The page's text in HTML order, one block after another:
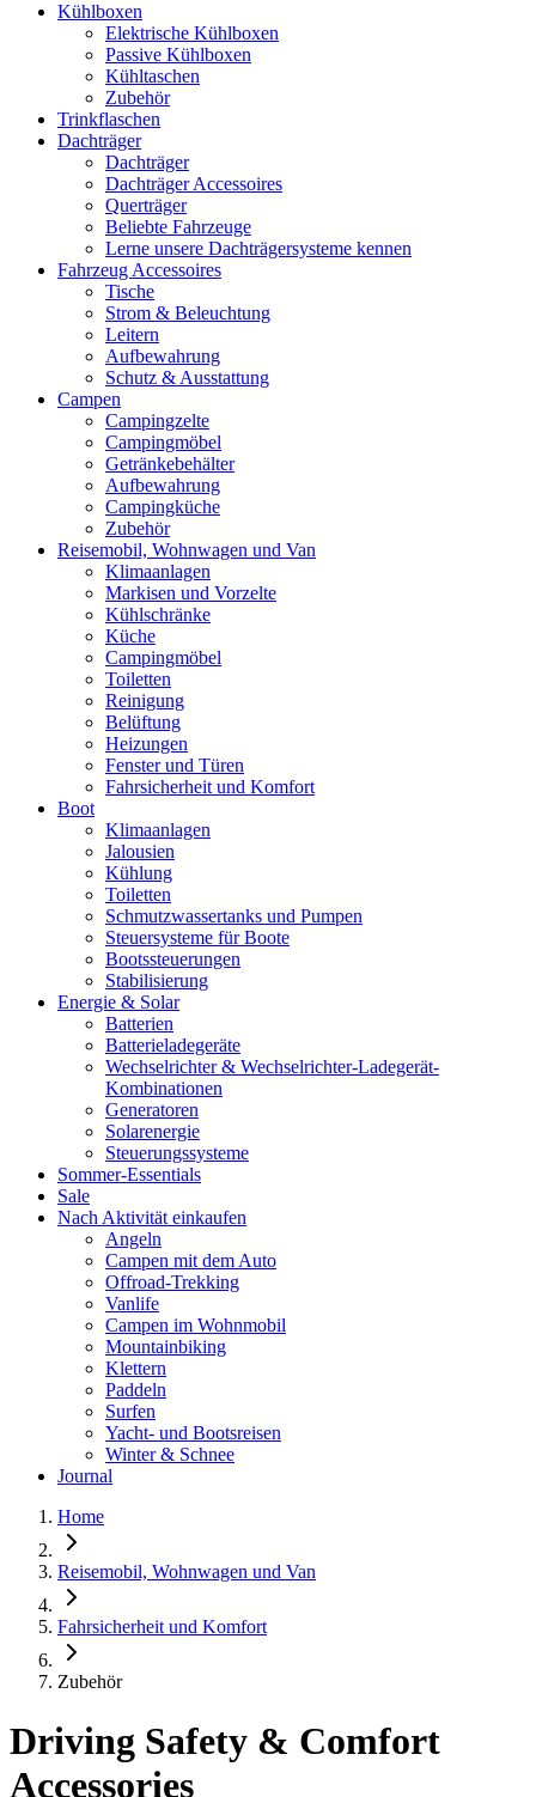
Kühlboxen
Elektrische Kühlboxen
Passive Kühlboxen
Kühltaschen
Zubehör
Trinkflaschen
Dachträger
Dachträger
Dachträger Accessoires
Querträger
Beliebte Fahrzeuge
Lerne unsere Dachträgersysteme kennen
Fahrzeug Accessoires
Tische
Strom & Beleuchtung
Leitern
Aufbewahrung
Schutz & Ausstattung
Campen
Campingzelte
Campingmöbel
Getränkebehälter
Aufbewahrung
Campingküche
Zubehör
Reisemobil, Wohnwagen und Van
Klimaanlagen
Markisen und Vorzelte
Kühlschränke
Küche
Campingmöbel
Toiletten
Reinigung
Belüftung
Heizungen
Fenster und Türen
Fahrsicherheit und Komfort
Boot
Klimaanlagen
Jalousien
Kühlung
Toiletten
Schmutzwassertanks und Pumpen
Steuersysteme für Boote
Bootssteuerungen
Stabilisierung
Energie & Solar
Batterien
Batterieladegeräte
Wechselrichter & Wechselrichter-Ladegerät-
Kombinationen
Generatoren
Solarenergie
Steuerungssysteme
Sommer-Essentials
Sale
Nach Aktivität einkaufen
Angeln
Campen mit dem Auto
Offroad-Trekking
Vanlife
Campen im Wohnmobil
Mountainbiking
Klettern
Paddeln
Surfen
Yacht- und Bootsreisen
Winter & Schnee
Journal
Home
Reisemobil, Wohnwagen und Van
Fahrsicherheit und Komfort
Zubehör
Driving Safety & Comfort
Accessories